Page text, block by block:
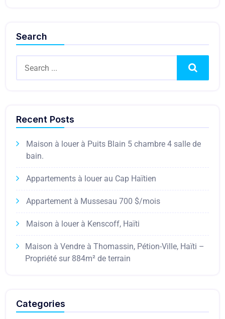
Search
Search
Recent Posts
Maison à louer à Puits Blain 5 chambre 4 salle de
bain.
Appartements à louer au Cap Haïtien
Appartement à Mussesau 700 $/mois
Maison à louer à Kenscoff, Haïti
Maison à Vendre à Thomassin, Pétion-Ville, Haïti –
Propriété sur 884m² de terrain
Categories